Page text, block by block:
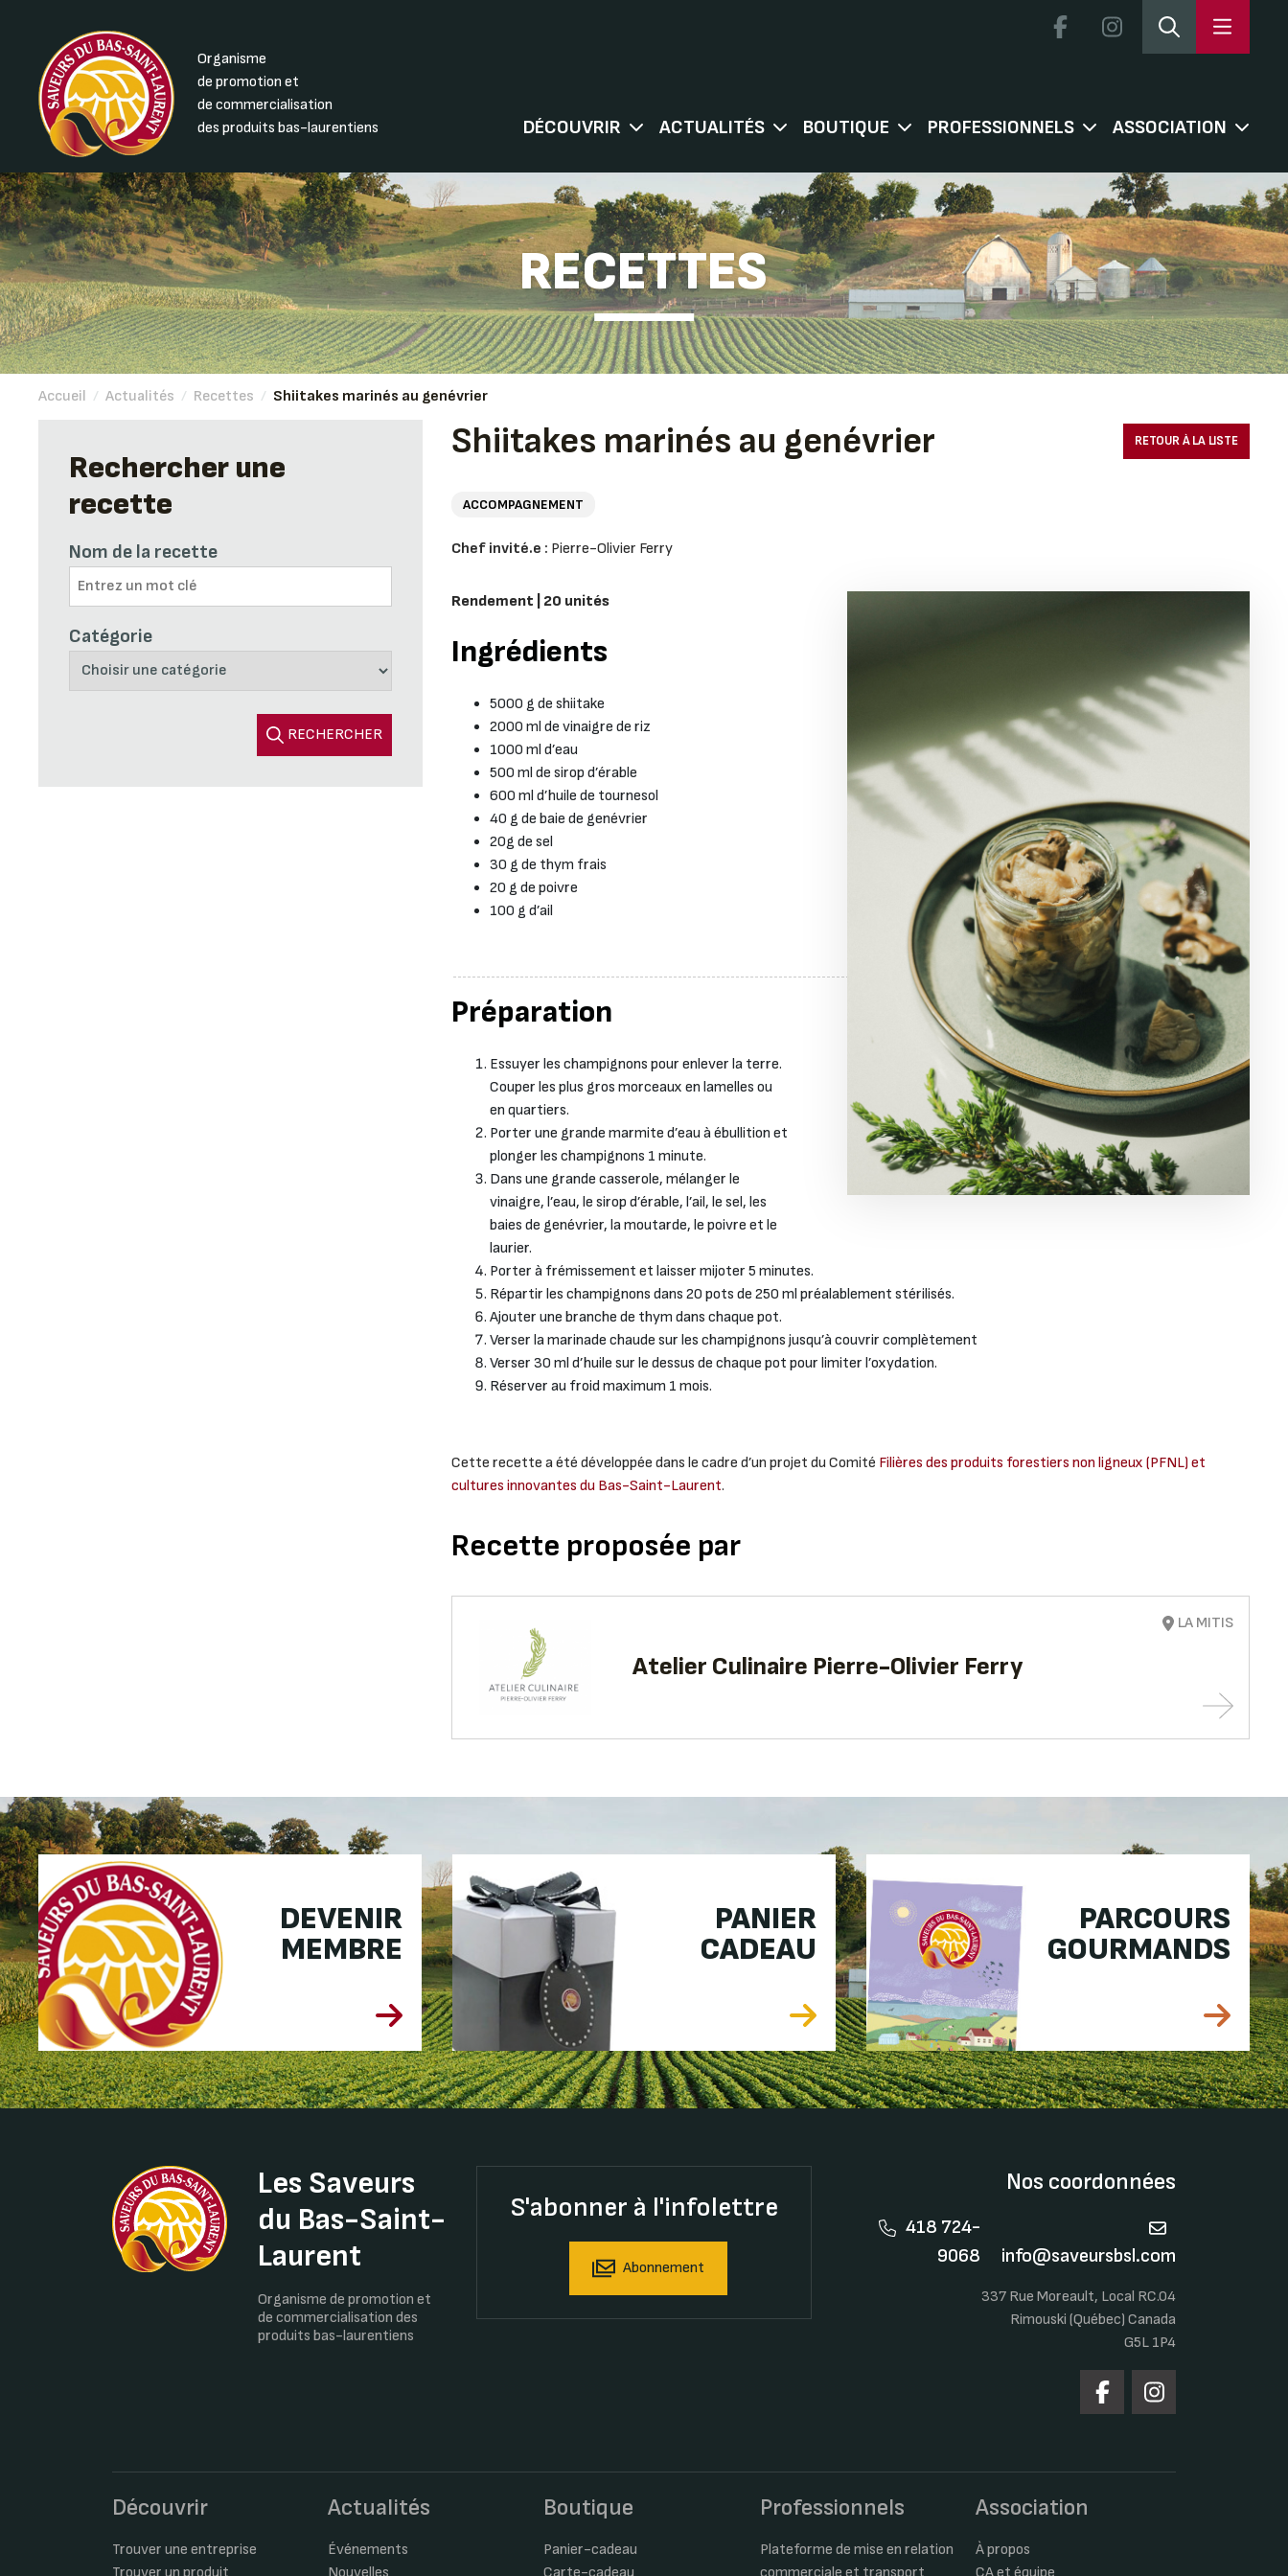
Organisme
de promotion et
de commercialisation
des produits bas-laurentiens
DÉCOUVRIR ACTUALITÉS BOUTIQUE PROFESSIONNELS ASSOCIATION
RECETTES
Accueil / Actualités / Recettes / Shiitakes marinés au genévrier
Rechercher une
recette
Nom de la recette
Catégorie
RECHERCHER
Shiitakes marinés au genévrier RETOUR À LA LISTE
ACCOMPAGNEMENT
Chef invité.e : Pierre-Olivier Ferry
Rendement | 20 unités
Ingrédients
5000 g de shiitake
2000 ml de vinaigre de riz
1000 ml d’eau
500 ml de sirop d’érable
600 ml d’huile de tournesol
40 g de baie de genévrier
20g de sel
30 g de thym frais
20 g de poivre
100 g d’ail
Préparation
Essuyer les champignons pour enlever la terre.
Couper les plus gros morceaux en lamelles ou
en quartiers.
Porter une grande marmite d’eau à ébullition et
plonger les champignons 1 minute.
Dans une grande casserole, mélanger le
vinaigre, l’eau, le sirop d’érable, l’ail, le sel, les
baies de genévrier, la moutarde, le poivre et le
laurier.
Porter à frémissement et laisser mijoter 5 minutes.
Répartir les champignons dans 20 pots de 250 ml préalablement stérilisés.
Ajouter une branche de thym dans chaque pot.
Verser la marinade chaude sur les champignons jusqu’à couvrir complètement
Verser 30 ml d’huile sur le dessus de chaque pot pour limiter l’oxydation.
Réserver au froid maximum 1 mois.
Cette recette a été développée dans le cadre d’un projet du Comité Filières des produits forestiers non ligneux (PFNL) et
cultures innovantes du Bas-Saint-Laurent.
Recette proposée par
Atelier Culinaire Pierre-Olivier Ferry
LA MITIS
DEVENIR
MEMBRE
PANIER
CADEAU
PARCOURS
GOURMANDS
Les Saveurs
du Bas-Saint-
Laurent
Organisme de promotion et
de commercialisation des
produits bas-laurentiens
S'abonner à l'infolettre
Abonnement
Nos coordonnées
418 724-
9068
info@saveursbsl.com
337 Rue Moreault, Local RC.04
Rimouski (Québec) Canada
G5L 1P4
Découvrir
Trouver une entreprise
Actualités
Événements
Boutique
Panier-cadeau
Professionnels
Plateforme de mise en relation
Association
À propos